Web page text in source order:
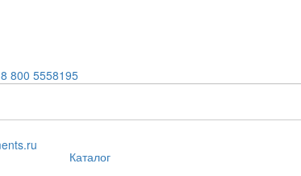
8 800 5558195
Каталог